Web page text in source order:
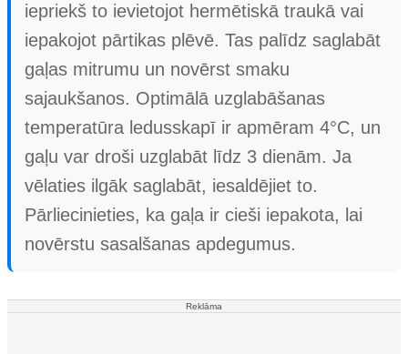
iepriekš to ievietojot hermētiskā traukā vai
iepakojot pārtikas plēvē. Tas palīdz saglabāt
gaļas mitrumu un novērst smaku
sajaukšanos. Optimālā uzglabāšanas
temperatūra ledusskapī ir apmēram 4°C, un
gaļu var droši uzglabāt līdz 3 dienām. Ja
vēlaties ilgāk saglabāt, iesaldējiet to.
Pārliecinieties, ka gaļa ir cieši iepakota, lai
novērstu sasalšanas apdegumus.
Reklāma